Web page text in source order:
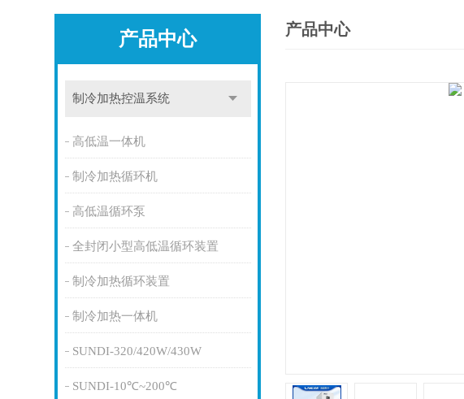
产品中心
制冷加热控温系统
高低温一体机
制冷加热循环机
高低温循环泵
全封闭小型高低温循环装置
制冷加热循环装置
制冷加热一体机
SUNDI-320/420W/430W
SUNDI-10℃~200℃
产品中心